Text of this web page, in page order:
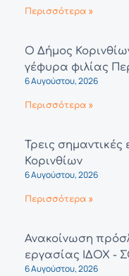
Περισσότερα »
Ο Δήμος
γέφυρα φιλίας
6 Αυγούστου, 2026
Περισσότερα »
Τρεις σημαντικές
Κορινθίων
6 Αυγούστου, 2026
Περισσότερα »
Ανακοίνωση
εργασίας ΙΔΟΧ -
6 Αυγούστου, 2026